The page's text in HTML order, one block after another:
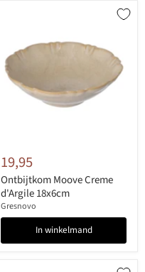
19,95
Ontbijtkom Moove Creme
d'Argile 18x6cm
Gresnovo
In winkelmand